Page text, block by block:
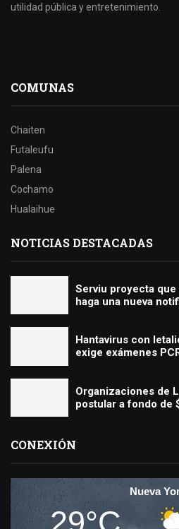
utilidad pública y entretenimiento.
COMUNAS
Chaiten
Futaleufu
Palena
Cochamo
Hualaihue
NOTICIAS DESTACADAS
Serviu proyecta que
haga una nueva
Hantavirus con
exige exámenes
Organizaciones de
postular a fondo de
CONEXIÓN
Nueva